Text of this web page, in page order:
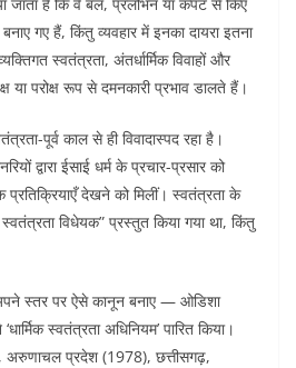
गए हैं, किंतु व्यवहार में इनका दायरा इतना
स्वतंत्रता, अंतर्धार्मिक विवाहों और
या परोक्ष रूप से दमनकारी प्रभाव डालते हैं।
पूर्व काल से ही विवादास्पद रहा है।
द्वारा ईसाई धर्म के प्रचार-प्रसार को
देखने को मिलीं। स्वतंत्रता के
विधेयक” प्रस्तुत किया गया था, किंतु
स्तर पर ऐसे कानून बनाए — ओडिशा
स्वतंत्रता अधिनियम’ पारित किया।
प्रदेश (1978), छत्तीसगढ़,